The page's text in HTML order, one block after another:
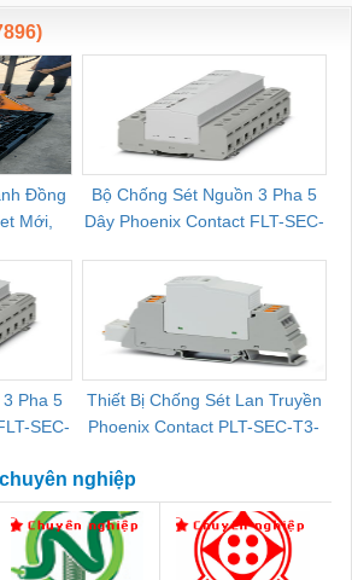
CHUA CHAY
Đồng
Mới,
Bộ Chống Sét Nguồn 3 Pha 5
Dây Phoenix Contact FLT-SEC-
Pha 5
SEC-
Thiết Bị Chống Sét Lan Truyền
Phoenix Contact PLT-SEC-T3-
nghiệp